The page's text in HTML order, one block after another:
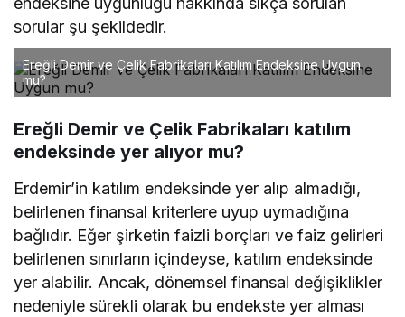
sorular şu şekildedir.
Ereğli Demir ve Çelik Fabrikaları Katılım Endeksine Uygun
mu?
Ereğli Demir ve Çelik Fabrikaları katılım
endeksinde yer alıyor mu?
Erdemir’in katılım endeksinde yer alıp almadığı,
belirlenen finansal kriterlere uyup uymadığına
bağlıdır. Eğer şirketin faizli borçları ve faiz gelirleri
belirlenen sınırların içindeyse, katılım endeksinde
yer alabilir. Ancak, dönemsel finansal değişiklikler
nedeniyle sürekli olarak bu endekste yer alması